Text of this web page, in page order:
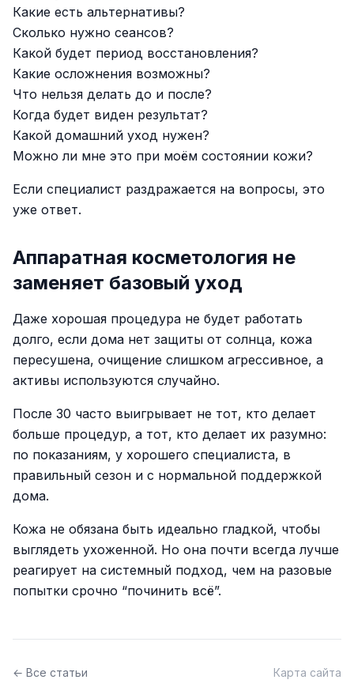
Какие есть альтернативы?
Сколько нужно сеансов?
Какой будет период восстановления?
Какие осложнения возможны?
Что нельзя делать до и после?
Когда будет виден результат?
Какой домашний уход нужен?
Можно ли мне это при моём состоянии кожи?
Если специалист раздражается на вопросы, это
уже ответ.
Аппаратная косметология не
заменяет базовый уход
Даже хорошая процедура не будет работать
долго, если дома нет защиты от солнца, кожа
пересушена, очищение слишком агрессивное, а
активы используются случайно.
После 30 часто выигрывает не тот, кто делает
больше процедур, а тот, кто делает их разумно:
по показаниям, у хорошего специалиста, в
правильный сезон и с нормальной поддержкой
дома.
Кожа не обязана быть идеально гладкой, чтобы
выглядеть ухоженной. Но она почти всегда лучше
реагирует на системный подход, чем на разовые
попытки срочно “починить всё”.
← Все статьи Карта сайта